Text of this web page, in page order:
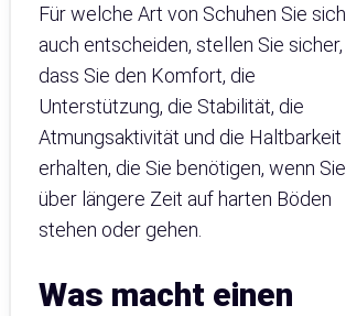
Für welche Art von Schuhen Sie sich
auch entscheiden, stellen Sie sicher,
dass Sie den Komfort, die
Unterstützung, die Stabilität, die
Atmungsaktivität und die Haltbarkeit
erhalten, die Sie benötigen, wenn Sie
über längere Zeit auf harten Böden
stehen oder gehen.
Was macht einen